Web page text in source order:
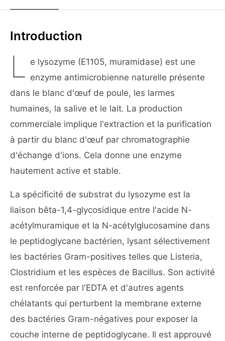
Introduction
L e lysozyme (E1105, muramidase) est une
enzyme antimicrobienne naturelle présente
dans le blanc d'œuf de poule, les larmes
humaines, la salive et le lait. La production
commerciale implique l'extraction et la purification
à partir du blanc d'œuf par chromatographie
d'échange d'ions. Cela donne une enzyme
hautement active et stable.
La spécificité de substrat du lysozyme est la
liaison bêta-1,4-glycosidique entre l'acide N-
acétylmuramique et la N-acétylglucosamine dans
le peptidoglycane bactérien, lysant sélectivement
les bactéries Gram-positives telles que Listeria,
Clostridium et les espèces de Bacillus. Son activité
est renforcée par l'EDTA et d'autres agents
chélatants qui perturbent la membrane externe
des bactéries Gram-négatives pour exposer la
couche interne de peptidoglycane. Il est approuvé